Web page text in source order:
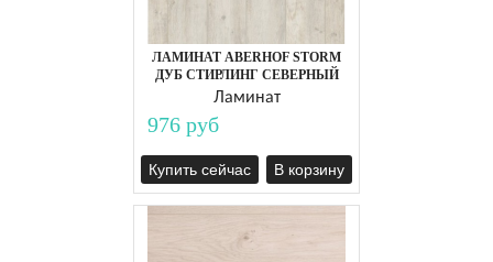
ЛАМИНАТ ABERHOF STORM
ДУБ СТИРЛИНГ СЕВЕРНЫЙ
Ламинат
976 руб
Купить сейчас В корзину